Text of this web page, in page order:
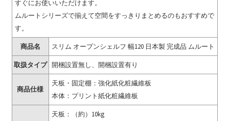
すぐにお使いいただけます。
ムルートシリーズで揃えて空間をすっきりまとめるのもおすすめで
す。
商品名 スリム オープンシェルフ 幅120 日本製 完成品 ムルート
取扱タイプ 開梱設置無し、開梱設置有り
商品仕様
天板・固定棚：強化紙化粧繊維板
本体：プリント紙化粧繊維板
天板：（約）10kg